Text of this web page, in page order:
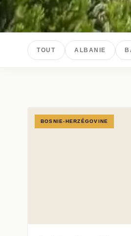
TOUT ALBANIE
BOSNIE-HERZÉGOVINE